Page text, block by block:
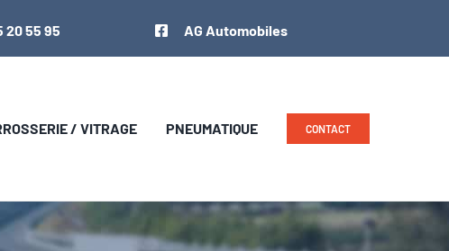
20 55 95 AG Automobiles
/ VITRAGE PNEUMATIQUE CONTACT